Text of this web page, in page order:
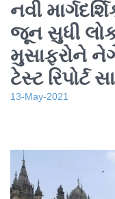
નવી
જૂન સુધી
મુસાફરોને
ટેસ્ટ રિપોર્ટ
13-May-2021